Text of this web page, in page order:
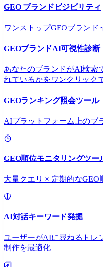
GEO ブランドビジビリティ
ワンストップGEOブランド
GEOブランドAI可視性診断
あなたのブランドがAI検索
れているかをワンクリック
GEOランキング照会ツール
AIプラットフォーム上のブ
GEO順位モニタリングツー
大量クエリ × 定期的なGEO
AI対話キーワード発掘
ユーザーがAIに尋ねるトレ
制作を最適化